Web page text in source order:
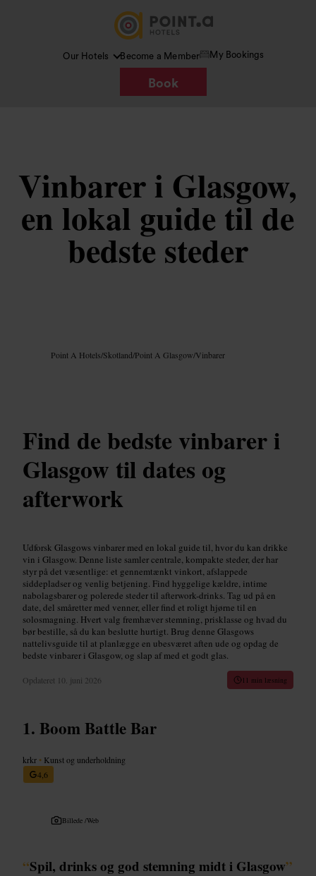
Our Hotels Become a Member My Bookings
Book
Vinbarer i Glasgow,
en lokal guide til de
bedste steder
Point A Hotels/Skotland/Point A Glasgow/Vinbarer
Find de bedste vinbarer i
Glasgow til dates og
afterwork
Udforsk Glasgows vinbarer med en lokal guide til, hvor du kan drikke
vin i Glasgow. Denne liste samler centrale, kompakte steder, der har
styr på det væsentlige: et gennemtænkt vinkort, afslappede
siddepladser og venlig betjening. Find hyggelige kældre, intime
nabolagsbarer og polerede steder til afterwork-drinks. Tag ud på en
date, del småretter med venner, eller find et roligt hjørne til en
solosmagning. Hvert valg fremhæver stemning, prisklasse og hvad du
bør bestille, så du kan beslutte hurtigt. Brug denne Glasgows
nattelivsguide til at planlægge en ubesværet aften ude og opdag de
bedste vinbarer i Glasgow, og slap af med et godt glas.
Opdateret 10. juni 2026 11 min læsning
Boom Battle Bar
krkr • Kunst og underholdning
4,6
Billede /Web
“Spil, drinks og god stemning midt i Glasgow”